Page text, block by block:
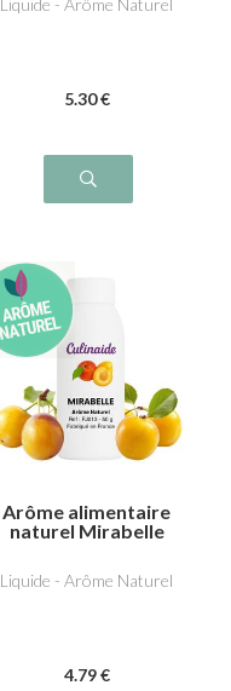
Liquide - Arôme Naturel
5.30 €
Arôme alimentaire
naturel Mirabelle
Liquide - Arôme Naturel
4.79 €